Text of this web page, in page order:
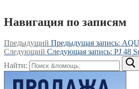
Навигация по записям
Предыдущий Предыдущая запись:
Следующий Следующая запись: PJ 48
Найти: